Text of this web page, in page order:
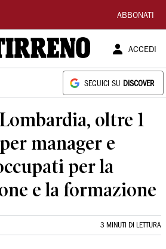
ABBONATI
ACCEDI
SEGUICI SU DISCOVER
oltre 1
manager e
per la
e la formazione
3 MINUTI DI LETTURA